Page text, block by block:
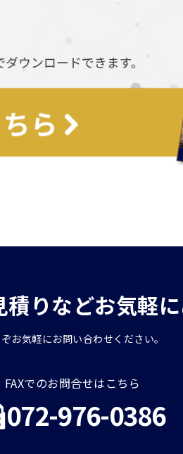
りなどお気軽に
お気軽にお問い合わせください。
FAXでのお問合せはこちら
072-976-0386